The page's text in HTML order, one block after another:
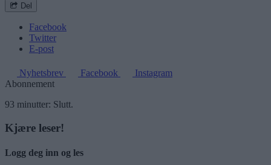
Del
Facebook
Twitter
E-post
Nyhetsbrev Facebook
Instagram
Abonnement
93 minutter: Slutt.
Kjære leser!
Logg deg inn og les